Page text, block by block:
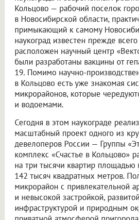
Кольцово — рабочий поселок
в Новосибирской области,
примыкающий к самому
наукоград известен прежде
расположен научный центр
были разработаны вакцины от
19. Помимо научно-
в Кольцово есть уже знакомая
микрорайонов, которые
и водоемами.
Сегодня в этом наукограде
масштабный проект одного из
девелоперов России — Группы
комплекс «Счастье в Кольцово»
на три тысячи квартир площадью
142 тысяч квадратных метров.
микрорайон с привлекательной
и невысокой застройкой, развитой
инфраструктурой и природным